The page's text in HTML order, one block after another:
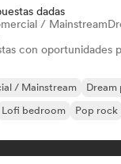
dadas
/ Mainstream
con oportunidades
/ Mainstream Dream
Lofi bedroom Pop rock